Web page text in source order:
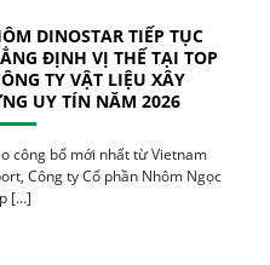
DINOSTAR TIẾP TỤC
ĐỊNH VỊ THẾ TẠI TOP
TY VẬT LIỆU XÂY
UY TÍN NĂM 2026
công bố mới nhất từ Vietnam
Công ty Cổ phần Nhôm Ngọc
[…]